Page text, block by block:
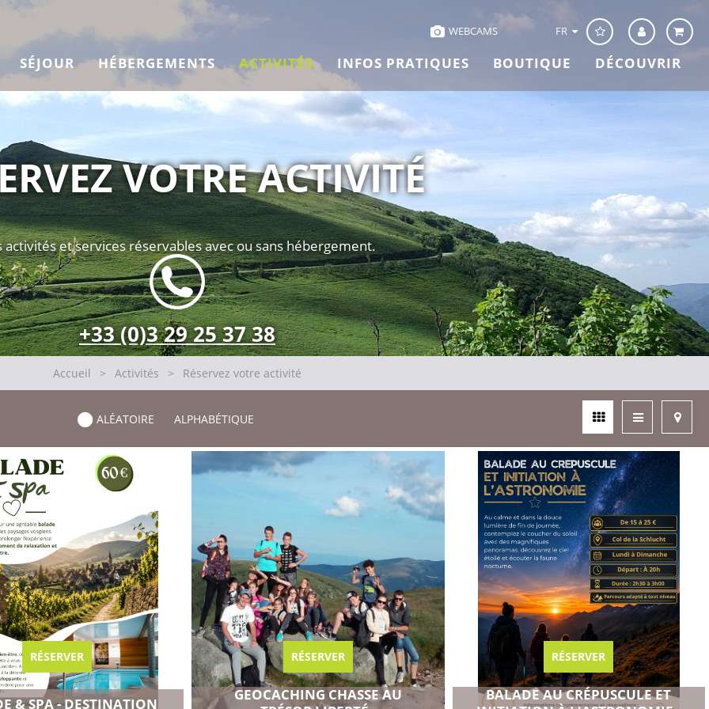
WEBCAMS FR
SÉJOUR HÉBERGEMENTS ACTIVITÉS INFOS PRATIQUES BOUTIQUE DÉCOUVRIR
Accueil > Activités > Réservez votre activité
VOTRE ACTIVITÉ
activités et services réservables avec ou sans hébergement.
+33 (0)3 29 25 37 38
ALÉATOIRE ALPHABÉTIQUE
& SPA - DESTINATION
RÉSERVER
GEOCACHING CHASSE AU
RÉSERVER
BALADE AU CRÉPUSCULE ET
RÉSERVER